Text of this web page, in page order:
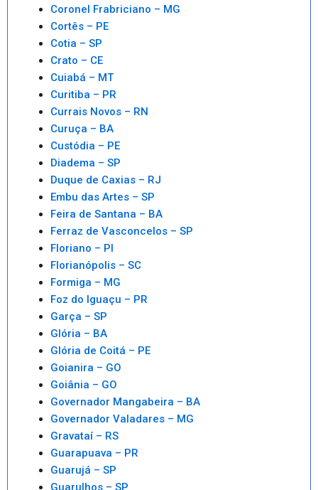
Coronel Frabriciano – MG
Cortês – PE
Cotia – SP
Crato – CE
Cuiabá – MT
Curitiba – PR
Currais Novos – RN
Curuça – BA
Custódia – PE
Diadema – SP
Duque de Caxias – RJ
Embu das Artes – SP
Feira de Santana – BA
Ferraz de Vasconcelos – SP
Floriano – PI
Florianópolis – SC
Formiga – MG
Foz do Iguaçu – PR
Garça – SP
Glória – BA
Glória de Coitá – PE
Goianira – GO
Goiânia – GO
Governador Mangabeira – BA
Governador Valadares – MG
Gravataí – RS
Guarapuava – PR
Guarujá – SP
Guarulhos – SP